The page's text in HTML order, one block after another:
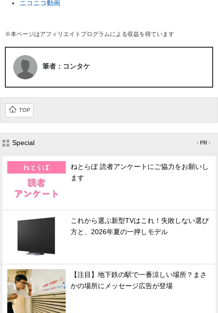
ニコニコ動画
※本ページはアフィリエイトプログラムによる収益を得ています
筆者：コンタケ
TOP
Special - PR -
ねとらぼ 読者アンケートにご協力をお願いし
ます
これから選ぶ新型TVはこれ！失敗しない選び
方と、2026年夏の一押しモデル
【注目】地下鉄の駅で一番涼しい場所？まさ
かの場所にメッセージ広告が登場